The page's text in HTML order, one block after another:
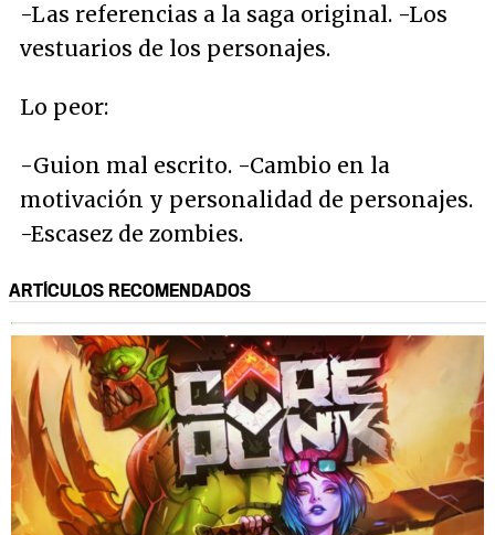
-Las referencias a la saga original. -Los
vestuarios de los personajes.
Lo peor:
-Guion mal escrito. -Cambio en la
motivación y personalidad de personajes.
-Escasez de zombies.
ARTÍCULOS RECOMENDADOS